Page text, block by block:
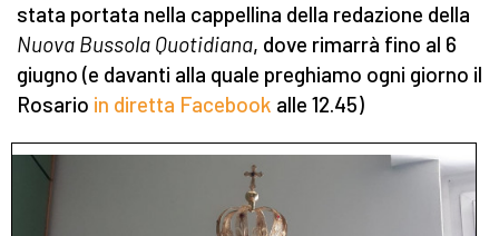
stata portata nella cappellina della redazione della
Nuova Bussola Quotidiana, dove rimarrà fino al 6
giugno (e davanti alla quale preghiamo ogni giorno il
Rosario in diretta Facebook alle 12.45)